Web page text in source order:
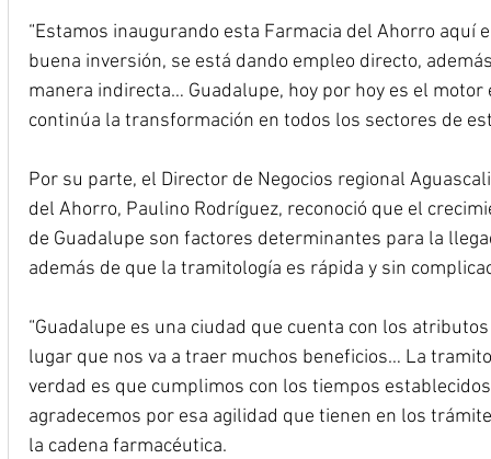
“Estamos inaugurando esta Farmacia del Ahorro aquí
buena inversión, se está dando empleo directo,
manera indirecta… Guadalupe, hoy por hoy es el motor
continúa la transformación en todos los sectores de
Por su parte, el Director de Negocios regional
del Ahorro, Paulino Rodríguez, reconoció que el
de Guadalupe son factores determinantes para la
además de que la tramitología es rápida y sin
“Guadalupe es una ciudad que cuenta con los
lugar que nos va a traer muchos beneficios… La
verdad es que cumplimos con los tiempos
agradecemos por esa agilidad que tienen en los
la cadena farmacéutica.